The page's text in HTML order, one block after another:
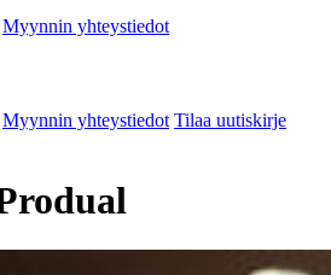
Myynnin yhteystiedot
Myynnin yhteystiedot Tilaa uutiskirje